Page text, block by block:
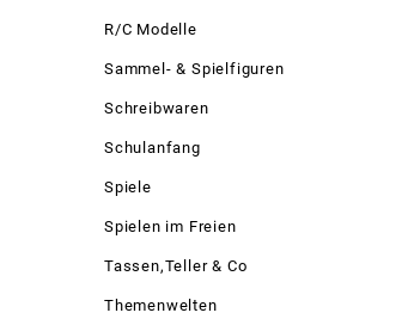
R/C Modelle
Sammel- & Spielfiguren
Schreibwaren
Schulanfang
Spiele
Spielen im Freien
Tassen,Teller & Co
Themenwelten